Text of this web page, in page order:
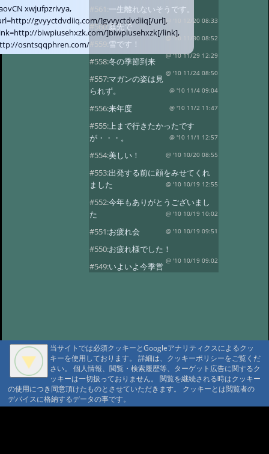
xwjufpzrivya,
gvyyctdvdiiq.com/]gvyyctdvdiiq[/url],
biwpiusehxzk.com/]biwpiusehxzk[/link],
osntsqqphren.com/
#561:一生離れないそうです。
@ '10 12/20 08:33
#560:庭先で
@ '10 11/30 08:52
#559:雪です！
@ '10 11/29 12:29
#558:冬の季節到来
@ '10 11/24 08:50
#557:マガンの姿は見
られず。
@ '10 11/4 09:04
#556:来年度 @ '10 11/2 11:47
#555:上まで行きたかったです
が・・・。
@ '10 11/1 12:57
#554:美しい！ @ '10 10/20 08:55
#553:出発する前に顔をみせてくれ
ました
@ '10 10/19 12:55
#552:今年もありがとうございまし
た
@ '10 10/19 10:02
#551:お疲れ会 @ '10 10/19 09:51
#550:お疲れ様でした！
@ '10 10/19 09:02
#549:いよいよ今季営
#546:山の神様に歓迎されています
ね
@ '10 10/19 08:20
#545: 沼巡り最終日 @ '10 10/18 11:51
#544:霞ちゃん！ @ '10 10/18 11:32
#543:ヒグマセンター終了
当サイトでは必須クッキーとGoogleアナリティクスによるクッ
キーを使用しております。 詳細は、クッキーポリシーをご覧くだ
さい。 個人情報、閲覧・検索履歴等、ターゲット広告に関するク
ッキーは一切扱っておりません。 閲覧を継続される時はクッキー
の使用につき同意頂けたものとさせていただきます。 クッキーとは閲覧者の
デバイスに格納するデータの事です。